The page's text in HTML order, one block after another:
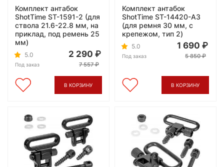
Комплект антабок
ShotTime ST-1591-2 (для
ствола 21.6-22.8 мм, на
приклад, под ремень 25
мм)
5.0
Под заказ
2 290
7 557
В КОРЗИНУ
Комплект антабок
ShotTime ST-14420-A3
(для ремня 30 мм, с
крепежом, тип 2)
5.0
Под заказ
1 690
5 850
В КОРЗИНУ